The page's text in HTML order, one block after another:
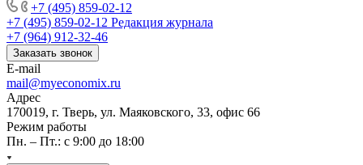
+7 (495) 859-02-12
+7 (495) 859-02-12 Редакция журнала
+7 (964) 912-32-46
Заказать звонок
E-mail
mail@myeconomix.ru
Адрес
170019, г. Тверь, ул. Маяковского, 33, офис 66
Режим работы
Пн. – Пт.: с 9:00 до 18:00